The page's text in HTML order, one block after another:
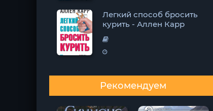
Легкий способ бросить
курить - Аллен Карр
Рекомендуем